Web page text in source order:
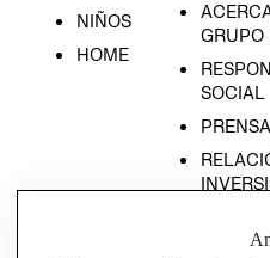
NIÑOS
HOME
GRUPO
SOCIAL
PRENSA